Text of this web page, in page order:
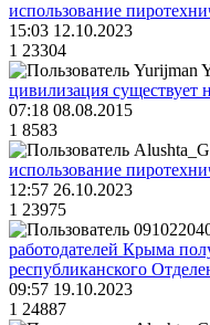
использование
15:03 12.10.2023
1 23304
цивилизация существует
07:18 08.08.2015
1 8583
использование
12:57 26.10.2023
1 23975
работодателей Крыма
республиканского
09:57 19.10.2023
1 24887